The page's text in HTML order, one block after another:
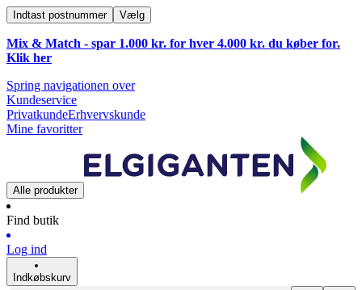
Indtast postnummer Vælg
Mix & Match - spar 1.000 kr. for hver 4.000 kr. du køber for.
Klik her
Spring navigationen over
Kundeservice
PrivatkundeErhvervskunde
Mine favoritter
Alle produkter
Find butik
Log ind
Indkøbskurv